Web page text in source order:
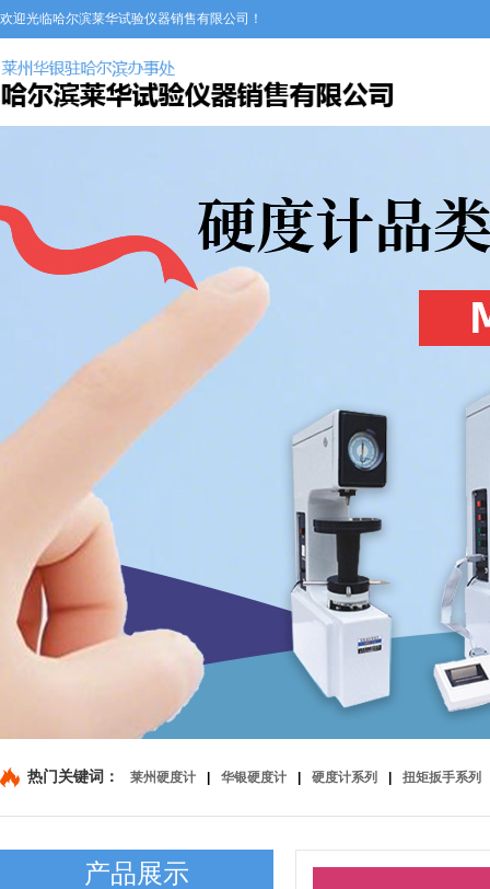
欢迎光临哈尔滨莱华试验仪器销售有限公司！
热门关键词： 莱州硬度计 华银硬度计 硬度计系列 扭矩扳手系列
产品展示